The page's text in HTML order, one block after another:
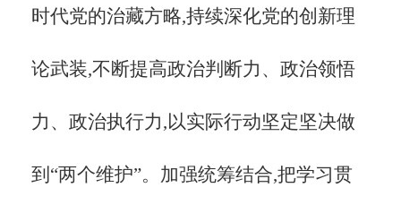
时代党的治藏方略,持续深化党的创新理
论武装,不断提高政治判断力、政治领悟
力、政治执行力,以实际行动坚定坚决做
到“两个维护”。加强统筹结合,把学习贯